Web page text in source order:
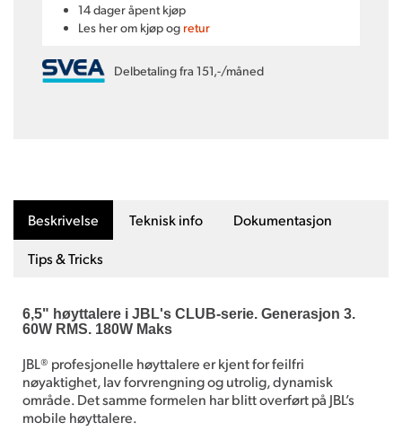
14 dager åpent kjøp
Les her om kjøp og retur
Delbetaling fra 151,-/måned
Beskrivelse Teknisk info Dokumentasjon
Tips & Tricks
6,5" høyttalere i JBL's CLUB-serie. Generasjon 3.
60W RMS. 180W Maks
JBL® profesjonelle høyttalere er kjent for feilfri
nøyaktighet, lav forvrengning og utrolig, dynamisk
område. Det samme formelen har blitt overført på JBL’s
mobile høyttalere.